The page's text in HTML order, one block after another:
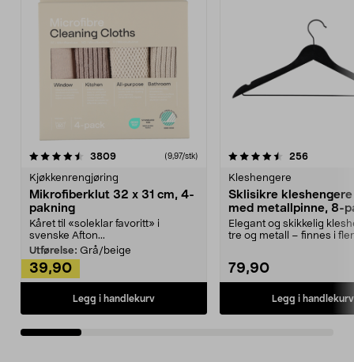
3809anmeldelser(9,97/stk)
Kjøkkenrengjøring
Mikrofiberklut 32 x 31 cm, 4-
pakning
Kåret til «soleklar favoritt» i
svenske Afton...
Utførelse: Grå/beige
39,90
Legg i handlekurv
4.5av 5 stjerner 256
Kleshengere
Sklisikre
med metallpinne, 8-
Elegant og skikkelig
tre og metall – finnes i
79,90
Legg i handlekurv
4.5av 5 stjerner